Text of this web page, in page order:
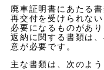
廃車証明書にあたる
再交付を受けられな
必要になるものがあ
返納に関する書類は
意が必要です。
主な書類は、次のよ